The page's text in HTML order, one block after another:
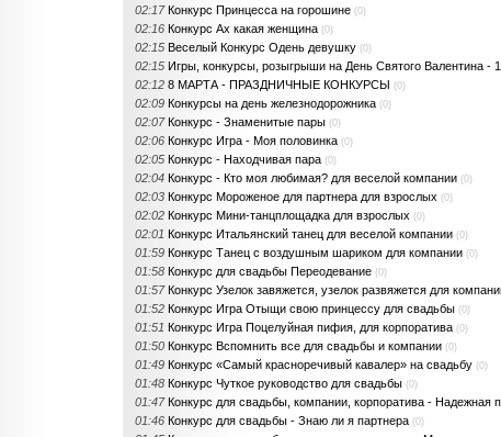
02:17 Конкурс Принцесса на горошине (0)
02:16 Конкурс Ах какая женщина (0)
02:15 Веселый Конкурс Одень девушку (0)
02:15 Игры, конкурсы, розыгрыши на День Святого Валентина -
02:12 8 МАРТА - ПРАЗДНИЧНЫЕ КОНКУРСЫ (0)
02:09 Конкурсы на день железнодорожника (0)
02:07 Конкурс - Знаменитые пары (0)
02:06 Конкурс Игра - Моя половинка (0)
02:05 Конкурс - Находчивая пара (0)
02:04 Конкурс - Кто моя любимая? для веселой компании (0)
02:03 Конкурс Мороженое для партнера для взрослых (0)
02:02 Конкурс Мини-танцплощадка для взрослых (0)
02:01 Конкурс Итальянский танец для веселой компании (0)
01:59 Конкурс Танец с воздушным шариком для компании (0)
01:58 Конкурс для свадьбы Переодевание (0)
01:57 Конкурс Узелок завяжется, узелок развяжется для
01:52 Конкурс Игра Отыщи свою принцессу для свадьбы (0)
01:51 Конкурс Игра Поцелуйная пифия, для корпоратива (0)
01:50 Конкурс Вспомнить все для свадьбы и компании (0)
01:49 Конкурс «Самый красноречивый кавалер» на свадьбу (0)
01:48 Конкурс Чуткое руководство для свадьбы (0)
01:47 Конкурс для свадьбы, компании, корпоратива - Надежная
01:46 Конкурс для свадьбы - Знаю ли я партнера (0)